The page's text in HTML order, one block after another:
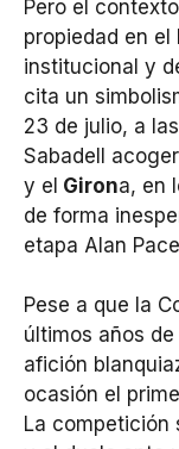
Pero el
propiedad en el
institucional y
cita un
23 de julio, a
Sabadell
y el Girona, en
de forma
etapa Alan
Pese a que la
últimos años
afición
ocasión el
La competición